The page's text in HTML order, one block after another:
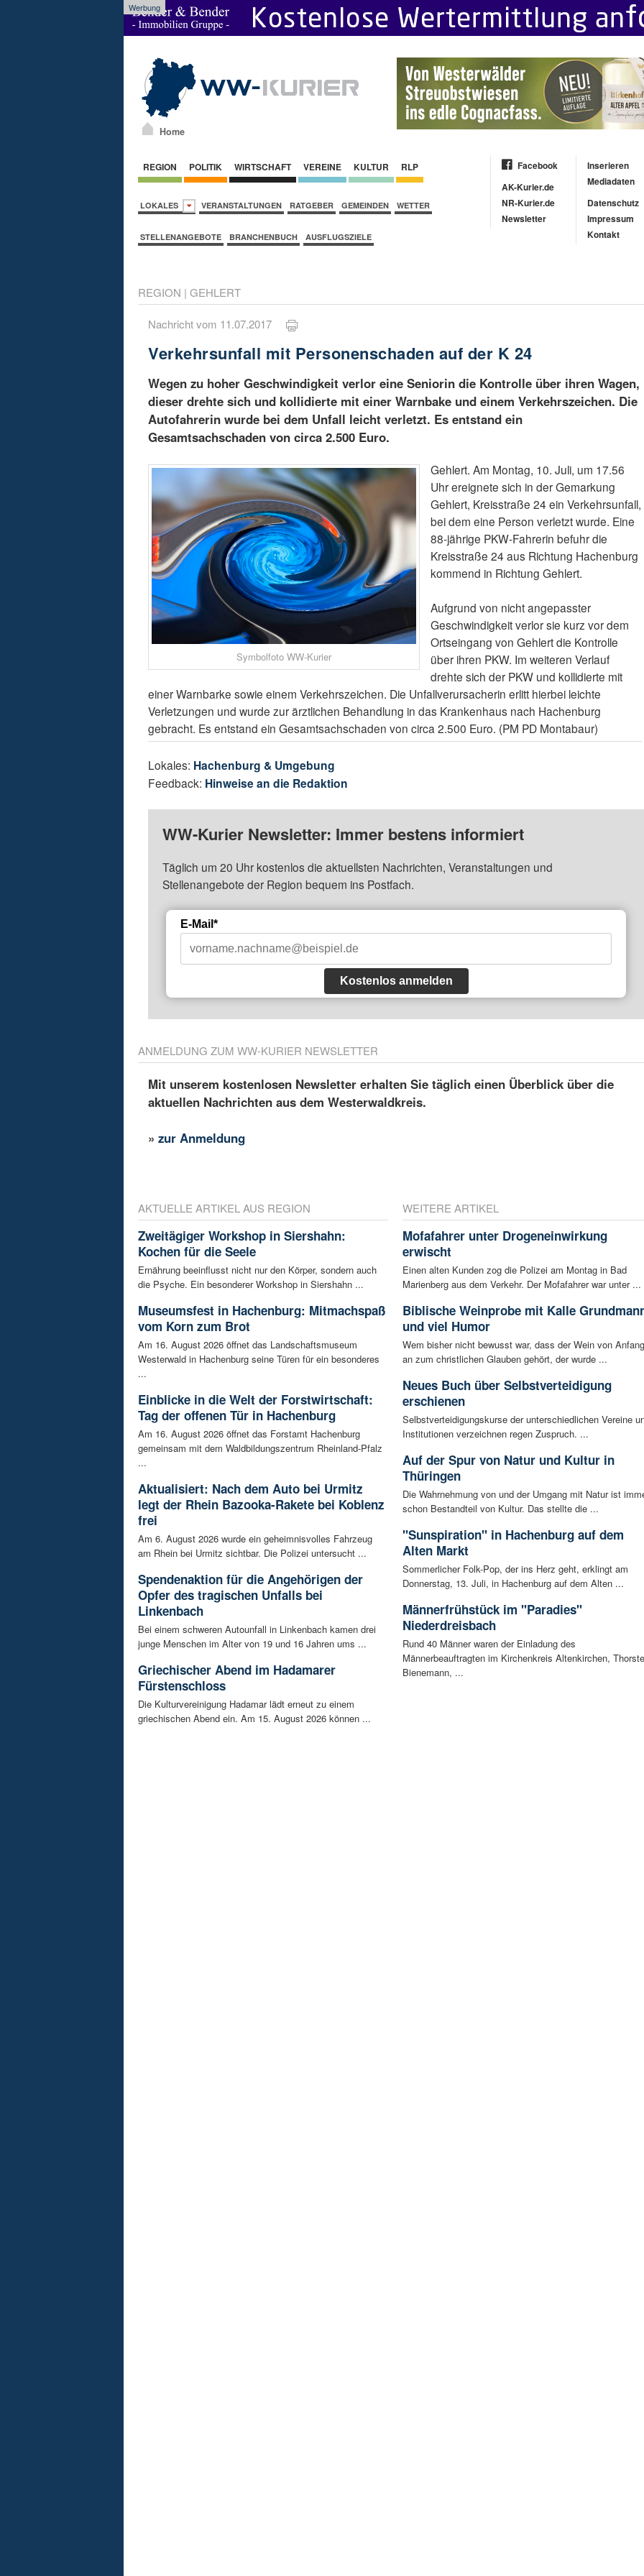
Werbung
Home
REGION POLITIK WIRTSCHAFT VEREINE KULTUR RLP
LOKALES VERANSTALTUNGEN RATGEBER GEMEINDEN WETTER
STELLENANGEBOTE BRANCHENBUCH AUSFLUGSZIELE
Facebook
AK-Kurier.de
NR-Kurier.de
Newsletter
Inserieren
Mediadaten
Datenschutz
Impressum
Kontakt
REGION | GEHLERT
Nachricht vom 11.07.2017
Verkehrsunfall mit Personenschaden auf der K 24
Wegen zu hoher Geschwindigkeit verlor eine Seniorin die Kontrolle über ihren Wagen,
dieser drehte sich und kollidierte mit einer Warnbake und einem Verkehrszeichen. Die
Autofahrerin wurde bei dem Unfall leicht verletzt. Es entstand ein
Gesamtsachschaden von circa 2.500 Euro.
Symbolfoto WW-Kurier
Gehlert. Am Montag, 10. Juli, um 17.56
Uhr ereignete sich in der Gemarkung
Gehlert, Kreisstraße 24 ein Verkehrsunfall,
bei dem eine Person verletzt wurde. Eine
88-jährige PKW-Fahrerin befuhr die
Kreisstraße 24 aus Richtung Hachenburg
kommend in Richtung Gehlert.
Aufgrund von nicht angepasster
Geschwindigkeit verlor sie kurz vor dem
Ortseingang von Gehlert die Kontrolle
über ihren PKW. Im weiteren Verlauf
drehte sich der PKW und kollidierte mit
einer Warnbarke sowie einem Verkehrszeichen. Die Unfallverursacherin erlitt hierbei leichte
Verletzungen und wurde zur ärztlichen Behandlung in das Krankenhaus nach Hachenburg
gebracht. Es entstand ein Gesamtsachschaden von circa 2.500 Euro. (PM PD Montabaur)
Lokales: Hachenburg & Umgebung
Feedback: Hinweise an die Redaktion
WW-Kurier Newsletter: Immer bestens informiert
Täglich um 20 Uhr kostenlos die aktuellsten Nachrichten, Veranstaltungen und
Stellenangebote der Region bequem ins Postfach.
E-Mail*
Kostenlos anmelden
ANMELDUNG ZUM WW-KURIER NEWSLETTER
Mit unserem kostenlosen Newsletter erhalten Sie täglich einen Überblick über die
aktuellen Nachrichten aus dem Westerwaldkreis.
»zur Anmeldung
AKTUELLE ARTIKEL AUS REGION
Zweitägiger Workshop in Siershahn:
Kochen für die Seele
Ernährung beeinflusst nicht nur den Körper, sondern auch
die Psyche. Ein besonderer Workshop in Siershahn ...
Museumsfest in Hachenburg: Mitmachspaß
vom Korn zum Brot
Am 16. August 2026 öffnet das Landschaftsmuseum
Westerwald in Hachenburg seine Türen für ein besonderes
...
Einblicke in die Welt der Forstwirtschaft:
Tag der offenen Tür in Hachenburg
Am 16. August 2026 öffnet das Forstamt Hachenburg
gemeinsam mit dem Waldbildungszentrum Rheinland-Pfalz
...
Aktualisiert: Nach dem Auto bei Urmitz
legt der Rhein Bazooka-Rakete bei Koblenz
frei
Am 6. August 2026 wurde ein geheimnisvolles Fahrzeug
am Rhein bei Urmitz sichtbar. Die Polizei untersucht ...
Spendenaktion für die Angehörigen der
Opfer des tragischen Unfalls bei
Linkenbach
Bei einem schweren Autounfall in Linkenbach kamen drei
junge Menschen im Alter von 19 und 16 Jahren ums ...
Griechischer Abend im Hadamarer
Fürstenschloss
Die Kulturvereinigung Hadamar lädt erneut zu einem
griechischen Abend ein. Am 15. August 2026 können ...
WEITERE ARTIKEL
Mofafahrer unter Drogeneinwirkung
erwischt
Einen alten Kunden zog die Polizei am Montag in Bad
Marienberg aus dem Verkehr. Der Mofafahrer war unter ...
Biblische Weinprobe mit Kalle
und viel Humor
Wem bisher nicht bewusst war, dass der Wein von Anfang
an zum christlichen Glauben gehört, der wurde ...
Neues Buch über Selbstverteidigung
erschienen
Selbstverteidigungskurse der unterschiedlichen Vereine
Institutionen verzeichnen regen Zuspruch. ...
Auf der Spur von Natur und Kultur in
Thüringen
Die Wahrnehmung von und der Umgang mit Natur ist
schon Bestandteil von Kultur. Das stellte die ...
"Sunspiration" in Hachenburg auf dem
Alten Markt
Sommerlicher Folk-Pop, der ins Herz geht, erklingt am
Donnerstag, 13. Juli, in Hachenburg auf dem Alten ...
Männerfrühstück im "Paradies"
Niederdreisbach
Rund 40 Männer waren der Einladung des
Männerbeauftragten im Kirchenkreis Altenkirchen,
Bienemann, ...